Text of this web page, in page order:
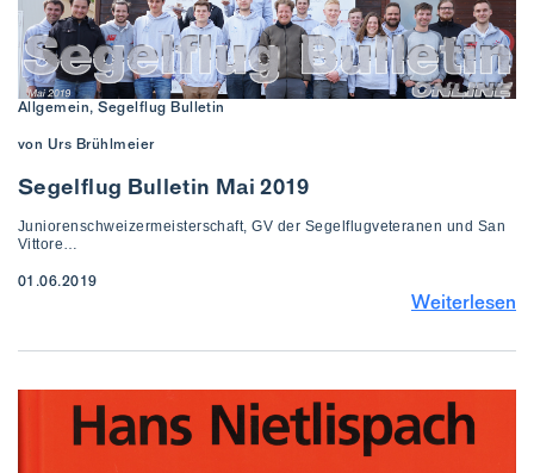
Allgemein, Segelflug Bulletin
von Urs Brühlmeier
Segelflug Bulletin Mai 2019
Juniorenschweizermeisterschaft, GV der Segelflugveteranen und San
Vittore…
01.06.2019
Weiterlesen